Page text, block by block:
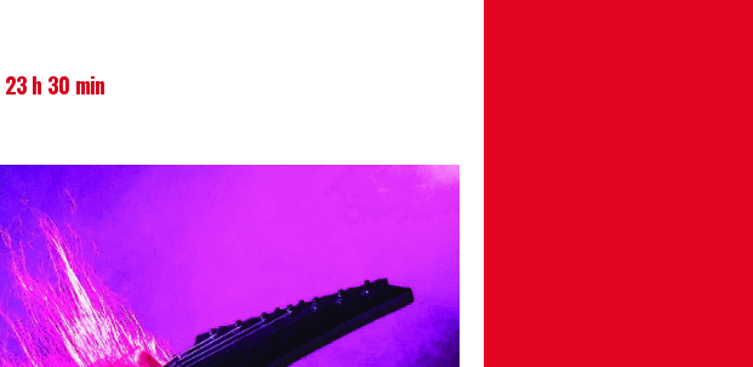
23 h 30 min